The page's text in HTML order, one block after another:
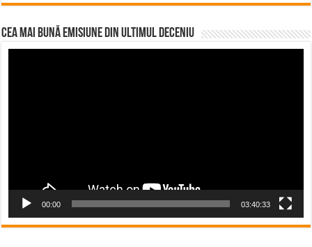
CEA MAI BUNĂ EMISIUNE DIN ULTIMUL DECENIU
00:00 03:40:33